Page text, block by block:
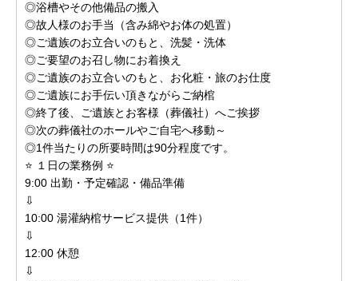
◎浴槽やその他備品の搬入
◎故人様のお手当（含み綿やお体の処置）
◎ご遺族のお立合いのもと、洗髪・洗体
◎ご要望のお召し物にお着換え
◎ご遺族のお立合いのもと、お化粧・旅のお仕度
◎ご遺族にお手伝い頂きながらご納棺
◎終了後、ご遺族とお客様（葬儀社）へご挨拶
◎次の葬儀社のホールやご自宅へ移動～
◎1件当たりの所要時間は90分程度です。
⭐ １日の業務例 ⭐
9:00 出勤・予定確認・備品準備
⇩
10:00 湯灌納棺サービス提供（1件）
⇩
12:00 休憩
⇩